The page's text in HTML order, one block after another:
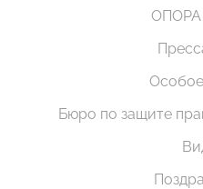
ОПОРА
Бюро по защите